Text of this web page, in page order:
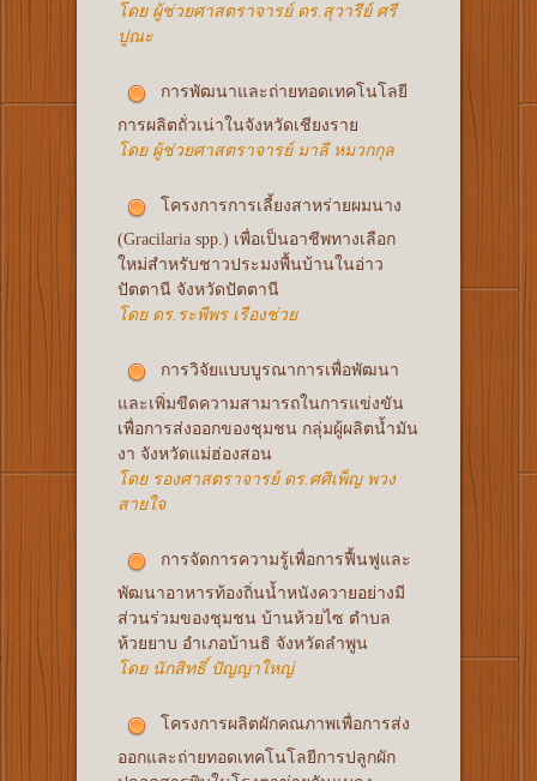
โดย ผู้ช่วยศาสตราจารย์ ดร.สุวารีย์ ศรี
ปูณะ
การพัฒนาและถ่ายทอดเทคโนโลยี
การผลิตถั่วเน่าในจังหวัดเชียงราย
โดย ผู้ช่วยศาสตราจารย์ มาลี หมวกกุล
โครงการการเลี้ยงสาหร่ายผมนาง
(Gracilaria spp.) เพื่อเป็นอาชีพทางเลือก
ใหม่สำหรับชาวประมงพื้นบ้านในอ่าว
ปัตตานี จังหวัดปัตตานี
โดย ดร.ระพีพร เรืองช่วย
การวิจัยแบบบูรณาการเพื่อพัฒนา
และเพิ่มขีดความสามารถในการแข่งขัน
เพื่อการส่งออกของชุมชน กลุ่มผู้ผลิตน้ำมัน
งา จังหวัดแม่ฮ่องสอน
โดย รองศาสตราจารย์ ดร.ศศิเพ็ญ พวง
สายใจ
การจัดการความรู้เพื่อการฟื้นฟูและ
พัฒนาอาหารท้องถิ่นน้ำหนังควายอย่างมี
ส่วนร่วมของชุมชน บ้านห้วยไซ ตำบล
ห้วยยาบ อำเภอบ้านธิ จังหวัดลำพูน
โดย นักสิทธิ์ ปัญญาใหญ่
โครงการผลิตผักคณภาพเพื่อการส่ง
ออกและถ่ายทอดเทคโนโลยีการปลูกผัก